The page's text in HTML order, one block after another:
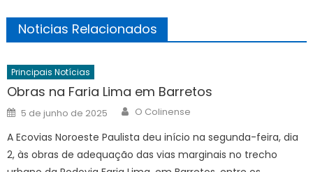
Noticias Relacionados
Principais Notícias
Obras na Faria Lima em Barretos
Posted
on
5 de junho de 2025 Author
O Colinense
A Ecovias Noroeste Paulista deu início na segunda-feira, dia
2, às obras de adequação das vias marginais no trecho